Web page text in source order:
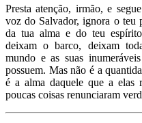
Presta atenção, irmão, e
voz do Salvador, ignora o teu
da tua alma e do teu
deixam o barco, deixam
mundo e as suas
possuem. Mas não é a
é a alma daquele que a elas
poucas coisas renunciaram